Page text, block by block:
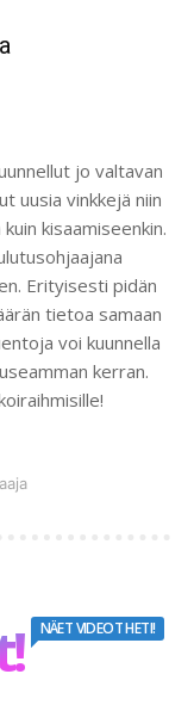
jo valtavan
uusia vinkkejä niin
kisaamiseenkin.
Erityisesti pidän
tietoa samaan
voi kuunnella
kerran.
NÄET VIDEOT HETI!